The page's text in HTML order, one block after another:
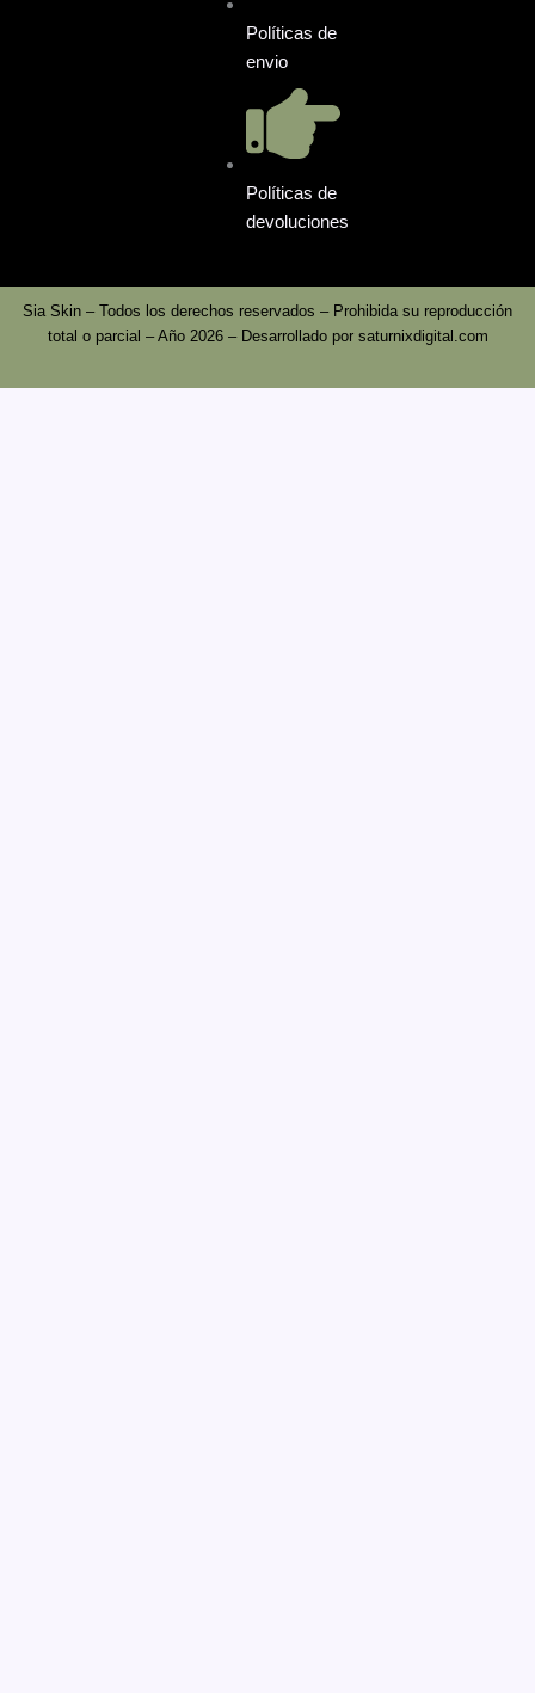
Políticas de
envio
Políticas de
devoluciones
Sia Skin – Todos los derechos reservados – Prohibida su reproducción
total o parcial – Año 2026 – Desarrollado por saturnixdigital.com